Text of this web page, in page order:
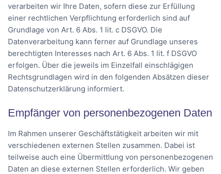
verarbeiten wir Ihre Daten, sofern diese zur Erfüllung
einer rechtlichen Verpflichtung erforderlich sind auf
Grundlage von Art. 6 Abs. 1 lit. c DSGVO. Die
Datenverarbeitung kann ferner auf Grundlage unseres
berechtigten Interesses nach Art. 6 Abs. 1 lit. f DSGVO
erfolgen. Über die jeweils im Einzelfall einschlägigen
Rechtsgrundlagen wird in den folgenden Absätzen dieser
Datenschutzerklärung informiert.
Empfänger von personenbezogenen Daten
Im Rahmen unserer Geschäftstätigkeit arbeiten wir mit
verschiedenen externen Stellen zusammen. Dabei ist
teilweise auch eine Übermittlung von personenbezogenen
Daten an diese externen Stellen erforderlich. Wir geben